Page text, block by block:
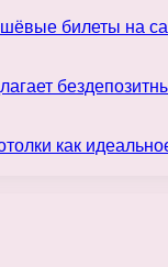
билеты на
как